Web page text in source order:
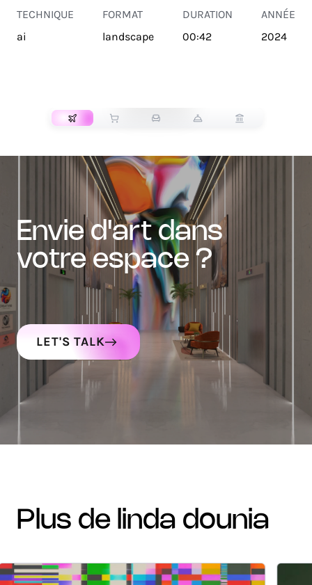
TECHNIQUE
ai
FORMAT
landscape
DURATION
00:42
ANNÉE
2024
envie d'art dans
votre espace ?
LET'S TALK
plus de linda dounia